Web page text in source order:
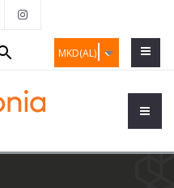
MKD(AL)